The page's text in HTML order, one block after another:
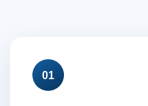
01